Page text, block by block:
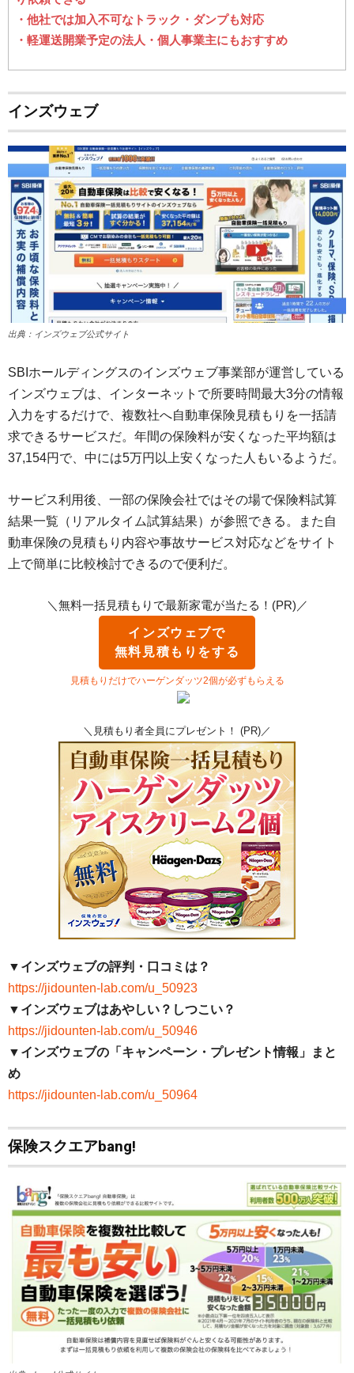
・他社では加入不可なトラック・ダンプも対応
・軽運送開業予定の法人・個人事業主にもおすすめ
インズウェブ
出典：インズウェブ公式サイト
SBIホールディングスのインズウェブ事業部が運営している
インズウェブは、インターネットで所要時間最大3分の情報
入力をするだけで、複数社へ自動車保険見積もりを一括請
求できるサービスだ。年間の保険料が安くなった平均額は
37,154円で、中には5万円以上安くなった人もいるようだ。
サービス利用後、一部の保険会社ではその場で保険料試算
結果一覧（リアルタイム試算結果）が参照できる。また自
動車保険の見積もり内容や事故サービス対応などをサイト
上で簡単に比較検討できるので便利だ。
＼無料一括見積もりで最新家電が当たる！(PR)／
インズウェブで
無料見積もりをする
見積もりだけでハーゲンダッツ2個が必ずもらえる
＼見積もり者全員にプレゼント！ (PR)／
▼インズウェブの評判・口コミは？
https://jidounten-lab.com/u_50923
▼インズウェブはあやしい？しつこい？
https://jidounten-lab.com/u_50946
▼インズウェブの「キャンペーン・プレゼント情報」まと
め
https://jidounten-lab.com/u_50964
保険スクエアbang!